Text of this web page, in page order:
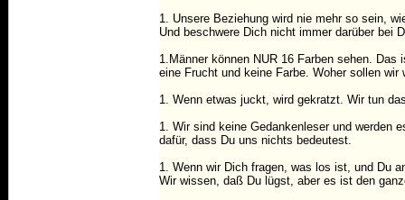
1. Unsere Beziehung wird nie mehr so sein,
Und beschwere Dich nicht immer darüber bei
1.Männer können NUR 16 Farben sehen.
eine Frucht und keine Farbe. Woher sollen
1. Wenn etwas juckt, wird gekratzt. Wir tun
1. Wir sind keine Gedankenleser und werden
dafür, dass Du uns nichts bedeutest.
1. Wenn wir Dich fragen, was los ist, und Du
Wir wissen, daß Du lügst, aber es ist den